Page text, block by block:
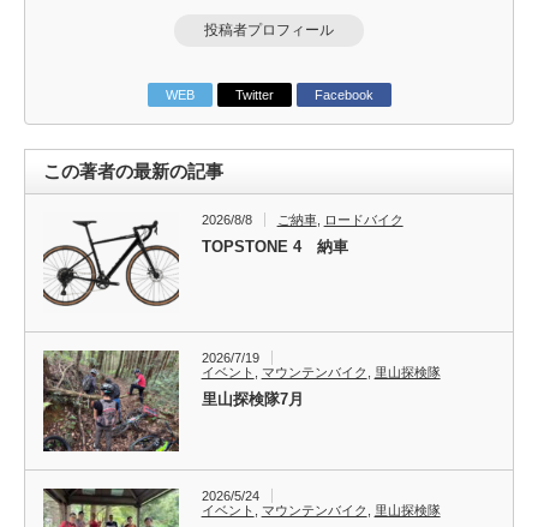
投稿者プロフィール
WEB Twitter Facebook
この著者の最新の記事
2026/8/8 ご納車, ロードバイク
TOPSTONE 4 納車
2026/7/19
イベント
マウンテンバイク 里山探検隊
里山探検隊7月
2026/5/24
イベント
マウンテンバイク 里山探検隊